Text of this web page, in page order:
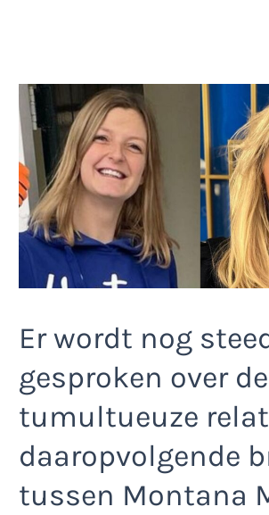
Er wordt nog
gesproken over de
tumultueuze
daaropvolgende
tussen Montana